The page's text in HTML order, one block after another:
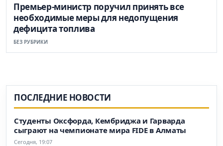
Премьер-министр поручил принять все
необходимые меры для недопущения
дефицита топлива
БЕЗ РУБРИКИ
ПОСЛЕДНИЕ НОВОСТИ
Студенты Оксфорда, Кембриджа и Гарварда
сыграют на чемпионате мира FIDE в Алматы
Сегодня, 19:07